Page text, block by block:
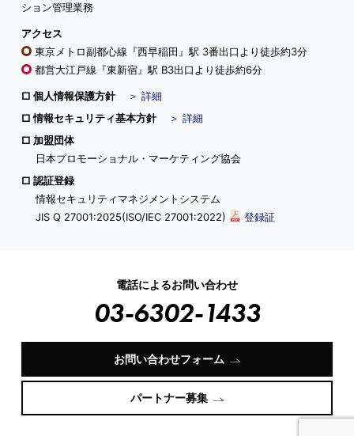
ション管理業務
アクセス
東京メトロ副都心線『西早稲田』駅 3番出口より徒歩約3分
都営大江戸線『東新宿』駅 B3出口より徒歩約6分
個人情報保護方針
＞ 詳細
情報セキュリティ基本方針
＞ 詳細
加盟団体
日本プロモーショナル・マーケティング協会
認証登録
情報セキュリティマネジメントシステム
JIS Q 27001:2025(ISO/IEC 27001:2022)
登録証
電話によるお問い合わせ
03-6302-1433
お問い合わせフォーム
パートナー募集